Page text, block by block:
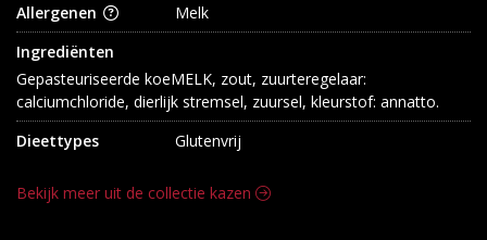
Allergenen
Melk
Ingrediënten
Gepasteuriseerde koeMELK, zout, zuurteregelaar:
calciumchloride, dierlijk stremsel, zuursel, kleurstof: annatto.
Dieettypes
Glutenvrij
Bekijk meer uit de collectie kazen